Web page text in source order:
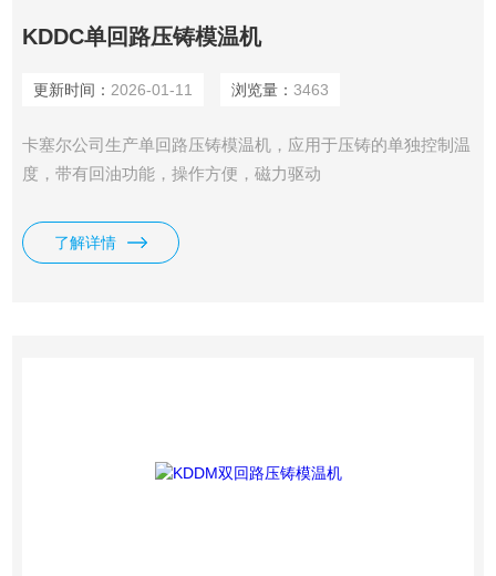
KDDC单回路压铸模温机
更新时间： 2026-01-11 浏览量： 3463
卡塞尔公司生产单回路压铸模温机，应用于压铸的单独控制温
度，带有回油功能，操作方便，磁力驱动
了解详情